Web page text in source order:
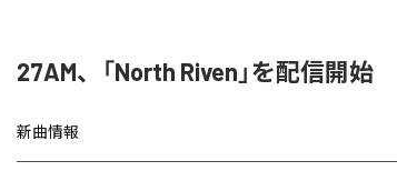
27AM、「North Riven」を配信開始
新曲情報